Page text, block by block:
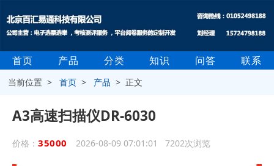
首页 产品 分类 知识 问答 联系
当前位置 >首页 > 产品 > 正文
A3高速扫描仪DR-6030
价格： 35000 2026-08-09 07:01:01 7202次浏览